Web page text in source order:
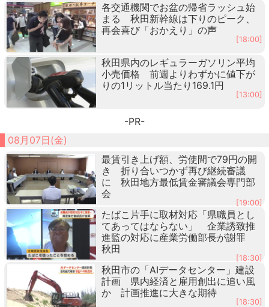
各交通機関でお盆の帰省ラッシュ始
まる 秋田新幹線は下りのピーク、
再会喜び「おかえり」の声
[18:00]
秋田県内のレギュラーガソリン平均
小売価格 前週よりわずかに値下が
りの1リットル当たり169.1円
[13:00]
-PR-
08月07日(金)
最賃引き上げ額、労使間で79円の開
き 折り合いつかず再び継続審議
に 秋田地方最低賃金審議会専門部
会
[19:00]
たばこ片手に取材対応「県職員とし
てあってはならない」 企業誘致推
進監の対応に産業労働部長が謝罪
秋田
[18:30]
秋田市の「AIデータセンター」建設
計画 県内経済と雇用創出に追い風
か 計画推進に大きな期待
[18:30]